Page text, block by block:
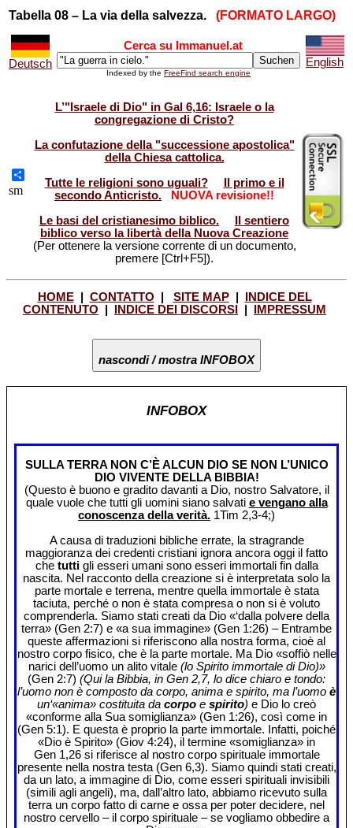
Tabella 08 – La via della salvezza. (FORMATO LARGO)
Deutsch
Cerca su Immanuel.at
Indexed by the FreeFind search engine
English
Share
sm
L’"Israele di Dio" in Gal 6,16: Israele o la
congregazione di Cristo?
La confutazione della "successione apostolica"
della Chiesa cattolica.
Tutte le religioni sono uguali?
Il primo e il
secondo Anticristo.
NUOVA revisione!!
Le basi del cristianesimo biblico.
Il sentiero
biblico verso la libertà della Nuova Creazione
(Per ottenere la versione corrente di un documento,
premere [Ctrl+F5]).
HOME| CONTATTO SITE MAP|
INDICE DEL
CONTENUTO
INDICE DEI DISCORSI IMPRESSUM
nascondi / mostra INFOBOX
INFOBOX
SULLA TERRA NON C’È ALCUN DIO SE NON L’UNICO
DIO VIVENTE DELLA BIBBIA!
(Questo è buono e gradito davanti a Dio, nostro Salvatore, il
quale vuole che tutti gli uomini siano salvati e vengano alla
conoscenza della verità. 1Tim 2,3-4;)
A causa di traduzioni bibliche errate, la stragrande
maggioranza dei credenti cristiani ignora ancora oggi il fatto
che tuttigli esseri umani sono esseri immortali fin dalla
nascita. Nel racconto della creazione si è interpretata solo la
parte mortale e terrena, mentre quella immortale è stata
taciuta, perché o non è stata compresa o non si è voluto
comprenderla. Siamo stati creati da Dio «‘dalla polvere della
terra» (Gen 2:7) e «a sua immagine» (Gen 1:26) – Entrambe
queste affermazioni si riferiscono alla nostra forma, cioè al
nostro corpo fisico, che è la parte mortale. Ma Dio «soffiò nelle
narici dell’uomo un alito vitale (lo Spirito immortale di Dio)»
(Gen 2:7) (Qui la Bibbia, in Gen 2,7, lo dice chiaro e tondo:
l’uomo non è composto da corpo, anima e spirito, ma l’uomo è
un‘«anima» costituita da corpo e spirito) e Dio lo creò
«conforme alla Sua somiglianza» (Gen 1:26), così come in
(Gen 5:1). E questa è proprio la parte immortale. Infatti, poiché
«Dio è Spirito» (Giov 4:24), il termine «somiglianza» in
Gen 1,26 si riferisce al nostro corpo spirituale immortale
presente nella nostra testa (Gen 6,3). Siamo quindi stati creati,
da un lato, a immagine di Dio, come esseri spirituali invisibili
(simili agli angeli), ma, dall’altro lato, abbiamo ricevuto sulla
terra un corpo fatto di carne e ossa per poter decidere, nel
nostro cervello – il corpo spirituale – se vogliamo obbedire a